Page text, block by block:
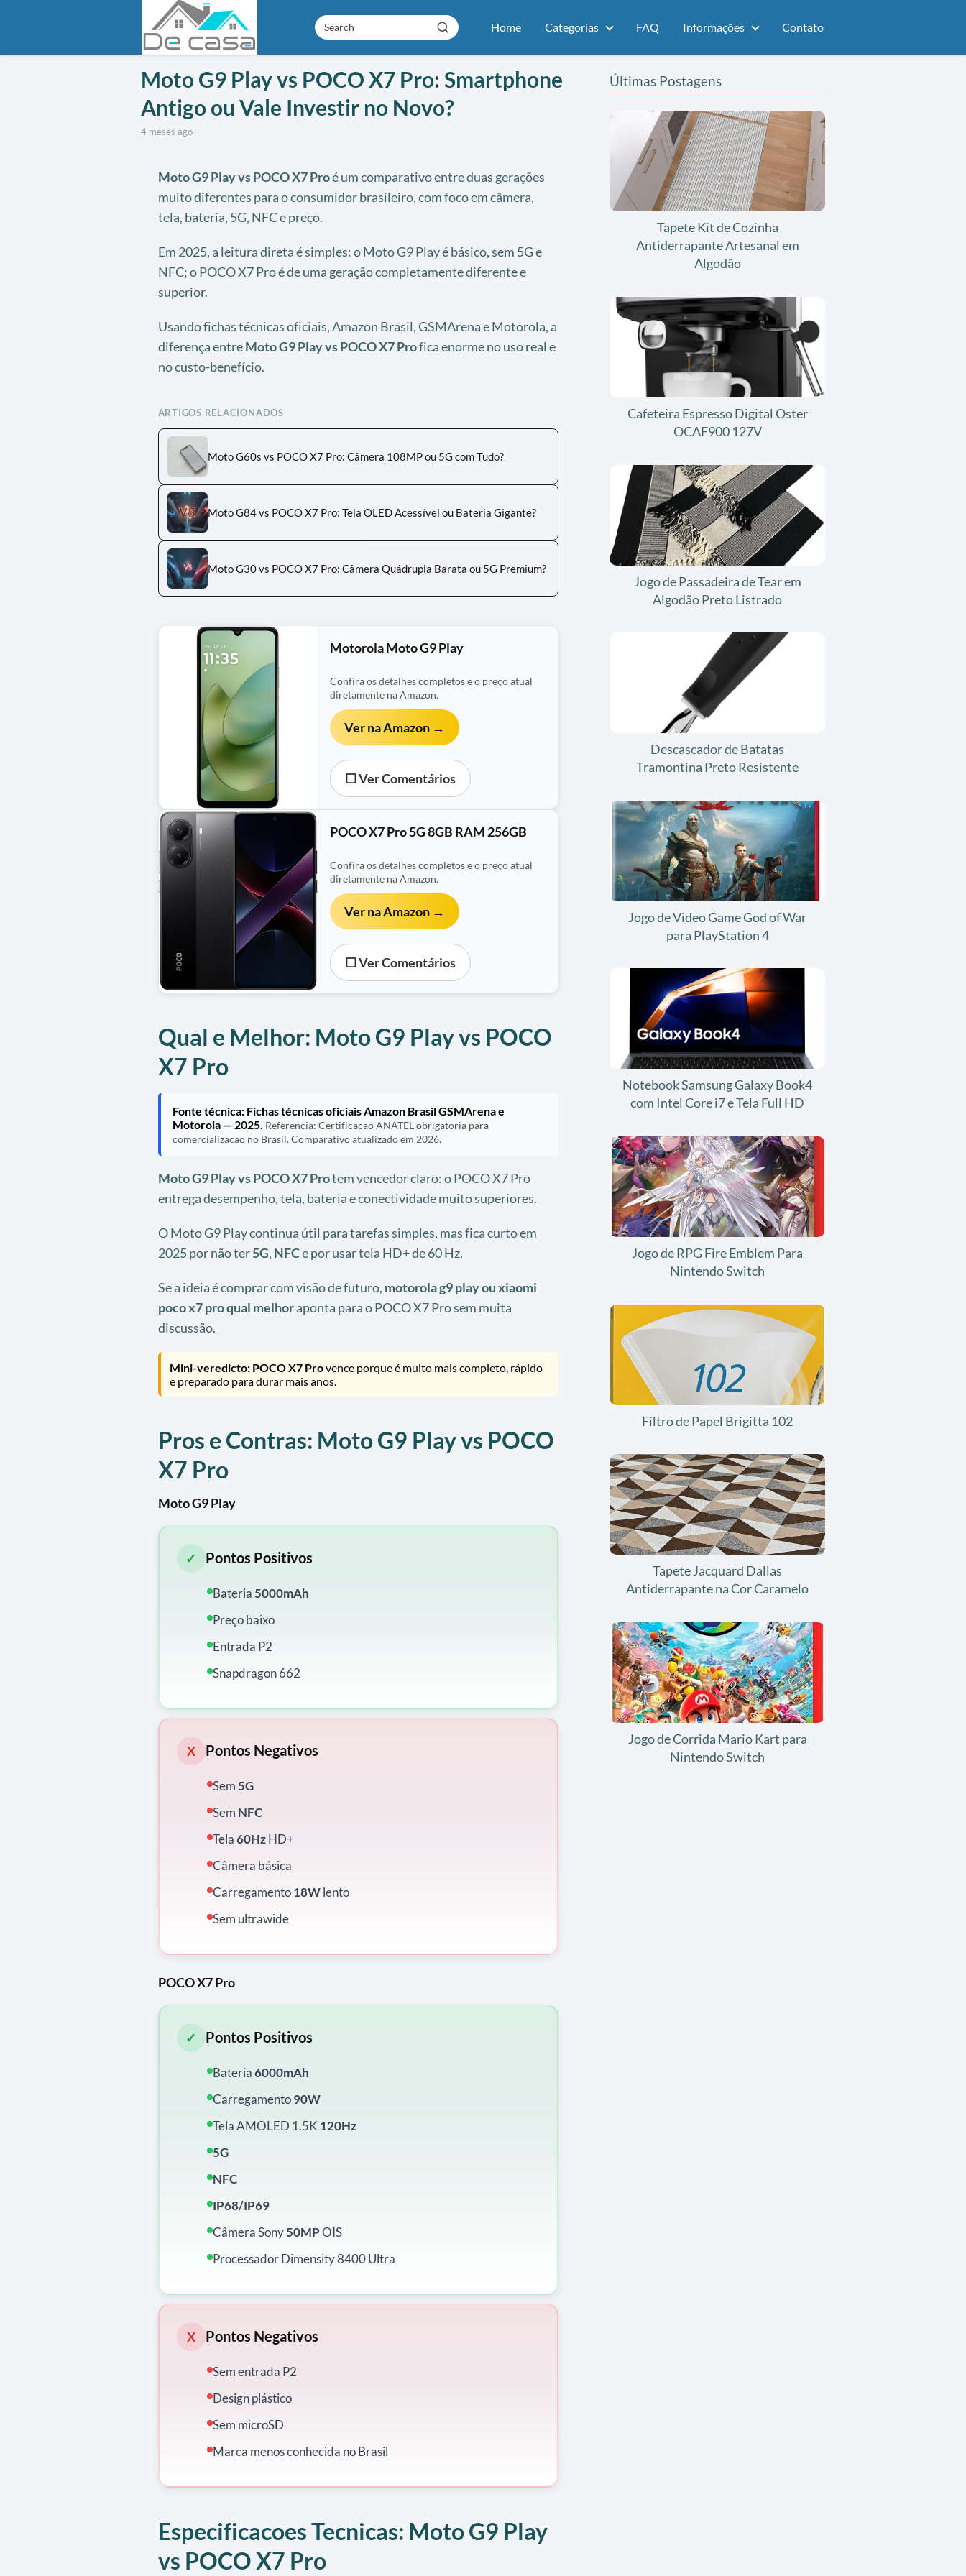
Home Categorias FAQ Informações Contato
Moto G9 Play vs POCO X7 Pro: Smartphone
Antigo ou Vale Investir no Novo?
4 meses ago
Moto G9 Play vs POCO X7 Proé um comparativo entre duas gerações
muito diferentes para o consumidor brasileiro, com foco em câmera,
tela, bateria, 5G, NFC e preço.
Em 2025, a leitura direta é simples: o Moto G9 Play é básico, sem 5G e
NFC; o POCO X7 Pro é de uma geração completamente diferente e
superior.
Usando fichas técnicas oficiais, Amazon Brasil, GSMArena e Motorola, a
diferença entreMoto G9 Play vs POCO X7 Profica enorme no uso real e
no custo-benefício.
ARTIGOS RELACIONADOS
Moto G60s vs POCO X7 Pro: Câmera 108MP ou 5G com Tudo?
Moto G84 vs POCO X7 Pro: Tela OLED Acessível ou Bateria Gigante?
Moto G30 vs POCO X7 Pro: Câmera Quádrupla Barata ou 5G Premium?
Motorola Moto G9 Play
Confira os detalhes completos e o preço atual
diretamente na Amazon.
Ver na Amazon →
☐ Ver Comentários
POCO X7 Pro 5G 8GB RAM 256GB
Confira os detalhes completos e o preço atual
diretamente na Amazon.
Ver na Amazon →
☐ Ver Comentários
Qual e Melhor: Moto G9 Play vs POCO
X7 Pro
Fonte técnica: Fichas técnicas oficiais Amazon Brasil GSMArena e
Motorola — 2025. Referencia: Certificacao ANATEL obrigatoria para
comercializacao no Brasil. Comparativo atualizado em 2026.
Moto G9 Play vs POCO X7 Protem vencedor claro: o POCO X7 Pro
entrega desempenho, tela, bateria e conectividade muito superiores.
O Moto G9 Play continua útil para tarefas simples, mas fica curto em
2025 por não ter5G, NFCe por usar tela HD+ de 60 Hz.
Se a ideia é comprar com visão de futuro, motorola g9 play ou xiaomi
poco x7 pro qual melhoraponta para o POCO X7 Pro sem muita
discussão.
Mini-veredicto: POCO X7 Provence porque é muito mais completo, rápido
e preparado para durar mais anos.
Pros e Contras: Moto G9 Play vs POCO
X7 Pro
Moto G9 Play
✓ Pontos Positivos
Bateria5000mAh
Preço baixo
Entrada P2
Snapdragon 662
X Pontos Negativos
Sem5G
Sem NFC
Tela60HzHD+
Câmera básica
Carregamento18Wlento
Sem ultrawide
POCO X7 Pro
✓ Pontos Positivos
Bateria6000mAh
Carregamento90W
Tela AMOLED 1.5K 120Hz
5G
NFC
IP68/IP69
Câmera Sony50MPOIS
Processador Dimensity 8400 Ultra
X Pontos Negativos
Sem entrada P2
Design plástico
Sem microSD
Marca menos conhecida no Brasil
Especificacoes Tecnicas: Moto G9 Play
vs POCO X7 Pro
Últimas Postagens
Tapete Kit de Cozinha
Antiderrapante Artesanal em
Algodão
Cafeteira Espresso Digital Oster
OCAF900 127V
Jogo de Passadeira de Tear em
Algodão Preto Listrado
Descascador de Batatas
Tramontina Preto Resistente
Jogo de Video Game God of War
para PlayStation 4
Notebook Samsung Galaxy Book4
com Intel Core i7 e Tela Full HD
Jogo de RPG Fire Emblem Para
Nintendo Switch
Filtro de Papel Brigitta 102
Tapete Jacquard Dallas
Antiderrapante na Cor Caramelo
Jogo de Corrida Mario Kart para
Nintendo Switch